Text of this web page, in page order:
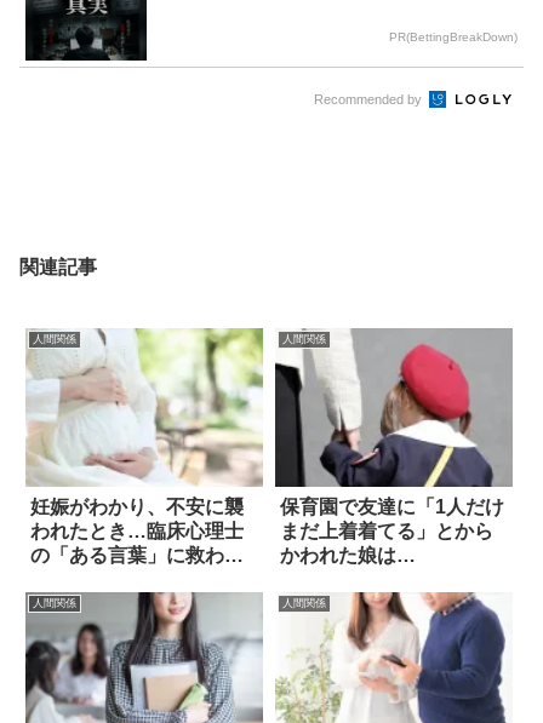
PR(BettingBreakDown)
Recommended by
関連記事
人間関係
妊娠がわかり、不安に襲
われたとき…臨床心理士
の「ある言葉」に救われ
人間関係
保育園で友達に「1人だけ
まだ上着着てる」とから
かわれた娘は…
人間関係 人間関係